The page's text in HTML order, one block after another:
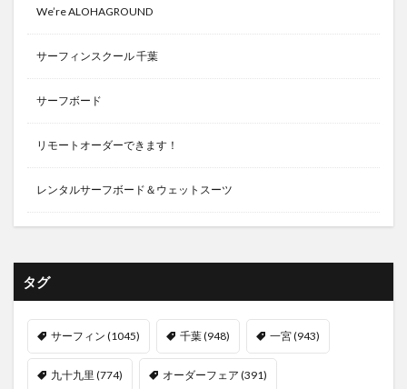
We’re ALOHAGROUND
サーフィンスクール 千葉
サーフボード
リモートオーダーできます！
レンタルサーフボード＆ウェットスーツ
タグ
サーフィン (1045) 千葉(948) 一宮(943)
九十九里 (774) オーダーフェア (391)